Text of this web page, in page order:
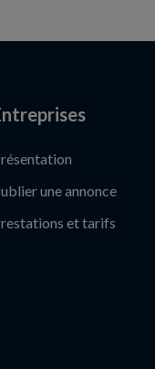
une annonce
et tarifs